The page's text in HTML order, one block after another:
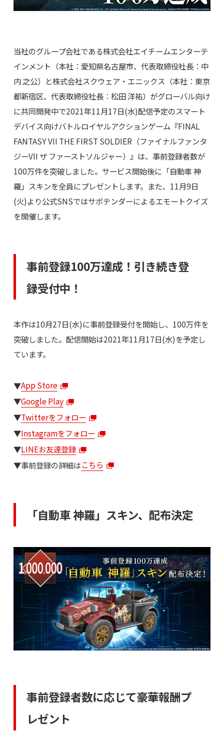
当社のグループ会社である株式会社エイチームエンターテ
インメント（本社：愛知県名古屋市、代表取締役社長：中
内 之公）と株式会社スクウェア・エニックス（本社：東京
都新宿区、代表取締役社長：松田 洋祐）がグローバル向け
に共同開発中で2021年11月17日(水)配信予定のスマート
デバイス向けバトルロイヤルアクションゲーム『FINAL
FANTASY VII THE FIRST SOLDIER（ファイナルファンタ
ジーVII ザ ファーストソルジャー）』は、事前登録者数が
100万件を突破しました。サービス開始後に「自動車 神
羅」スキンを全員にプレゼントします。また、11月9日
(火)より公式SNSではサボテンダーによるエモートクイズ
を開催します。
事前登録100万達成！引き続き登
録受付中！
本作は10月27日(水)に事前登録受付を開始し、100万件を
突破しました。配信開始は2021年11月17日(水)を予定し
ています。
▼App Store
▼Google Play
▼Twitterをフォロー
▼Instagramをフォロー
▼LINEお友達登録
▼事前登録の詳細はこちら
「自動車 神羅」スキン、配布決定
事前登録者数に応じて豪華報酬プ
レゼント